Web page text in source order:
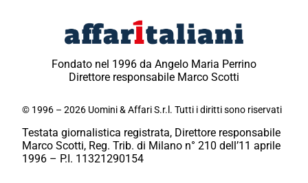
Fondato nel 1996 da Angelo Maria Perrino
Direttore responsabile Marco Scotti
© 1996 – 2026 Uomini & Affari S.r.l. Tutti i diritti sono riservati
Testata giornalistica registrata, Direttore responsabile
Marco Scotti, Reg. Trib. di Milano n° 210 dell’11 aprile
1996 – P.I. 11321290154